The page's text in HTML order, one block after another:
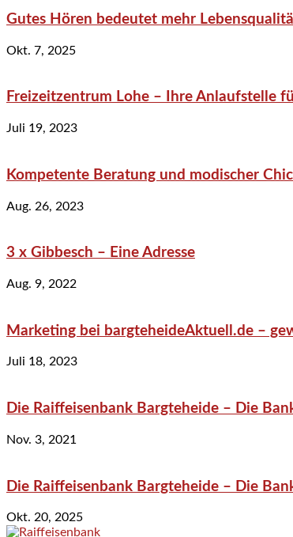
Gutes Hören bedeutet mehr
Okt. 7, 2025
Freizeitzentrum Lohe – Ihre Anlaufstelle
Juli 19, 2023
Kompetente Beratung und modischer
Aug. 26, 2023
3 x Gibbesch – Eine Adresse
Aug. 9, 2022
Marketing bei bargteheideAktuell.de –
Juli 18, 2023
Die Raiffeisenbank Bargteheide – Die
Nov. 3, 2021
Die Raiffeisenbank Bargteheide – Die
Okt. 20, 2025